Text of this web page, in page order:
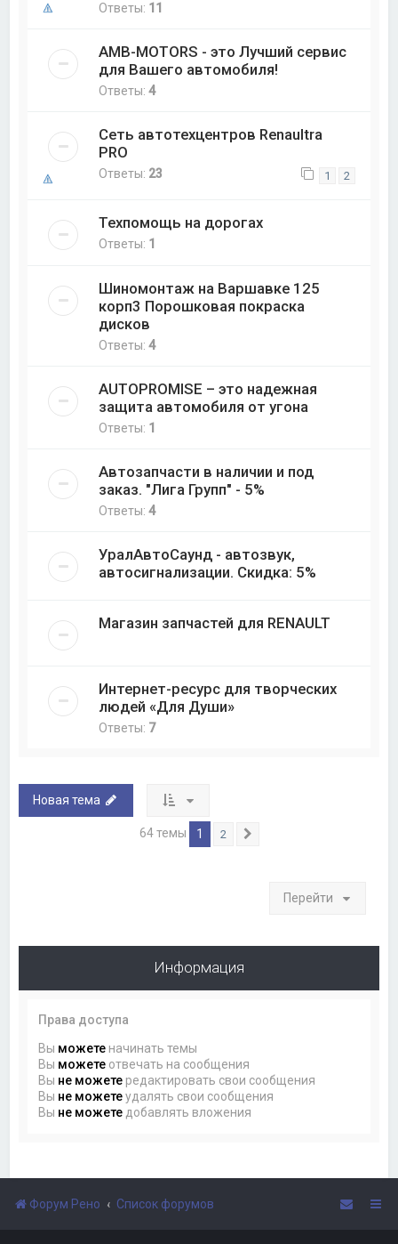
Ответы: 11
AMB-MOTORS - это Лучший сервис
для Вашего автомобиля!
Ответы:4
Сеть автотехцентров Renaultra
PRO
Ответы: 23 1 2
Техпомощь на дорогах
Ответы: 1
Шиномонтаж на Варшавке 125
корп3 Порошковая покраска
дисков
Ответы:4
AUTOPROMISE – это надежная
защита автомобиля от угона
Ответы: 1
Автозапчасти в наличии и под
заказ. "Лига Групп" - 5%
Ответы:4
УралАвтоСаунд - автозвук,
автосигнализации. Скидка: 5%
Магазин запчастей для RENAULT
Интернет-ресурс для творческих
людей «Для Души»
Ответы: 7
Новая тема
64 темы 1 2
Перейти
Информация
Права доступа
Вы можете начинать темы
Вы можете отвечать на сообщения
Вы не можете редактировать свои сообщения
Вы не можетеудалять свои сообщения
Вы не можете добавлять вложения
Форум Рено Список форумов